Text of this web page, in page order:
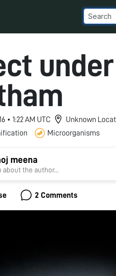
• 1:22 AM UTC
Unknown
Microorganisms
meena
about the author...
2 Comments